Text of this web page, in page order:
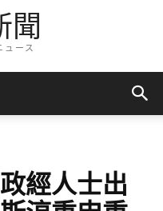
聞
ュース
經人士出